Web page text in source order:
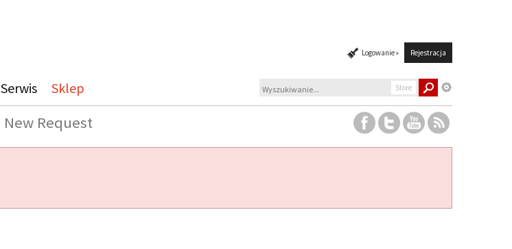
Logowanie » Rejestracja
Serwis Sklep Store
New Request